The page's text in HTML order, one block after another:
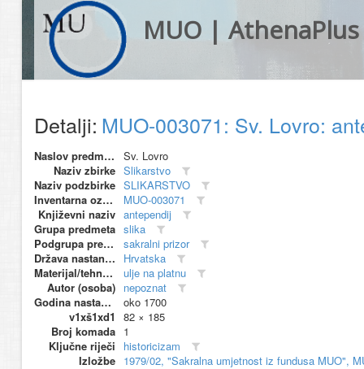
MUO | AthenaPlus
Detalji: MUO-003071: Sv. Lovro:
Naslov predmeta
Sv. Lovro
Naziv zbirke Slikarstvo
Naziv podzbirke SLIKARSTVO
Inventarna oznaka
MUO-003071
Književni naziv antependij
Grupa predmeta slika
Podgrupa predmeta
sakralni prizor
Država nastanka
Hrvatska
Materijal/tehnika
ulje na platnu
Autor (osoba) nepoznat
Godina nastanka
oko 1700
v1xš1xd1
82 × 185
Broj komada 1
Ključne riječi
historicizam
Izložbe 1979/02, "Sakralna umjetnost iz fundusa MUO",